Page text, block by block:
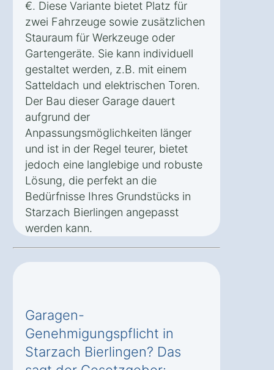
€. Diese Variante bietet Platz für
zwei Fahrzeuge sowie zusätzlichen
Stauraum für Werkzeuge oder
Gartengeräte. Sie kann individuell
gestaltet werden, z.B. mit einem
Satteldach und elektrischen Toren.
Der Bau dieser Garage dauert
aufgrund der
Anpassungsmöglichkeiten länger
und ist in der Regel teurer, bietet
jedoch eine langlebige und robuste
Lösung, die perfekt an die
Bedürfnisse Ihres Grundstücks in
Starzach Bierlingen angepasst
werden kann.
Garagen-
Genehmigungspflicht in
Starzach Bierlingen? Das